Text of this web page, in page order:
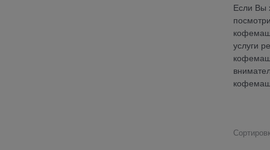
Если Вы
услуги